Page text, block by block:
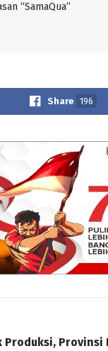
“SamaQua”
Share 196
Produksi, Provinsi